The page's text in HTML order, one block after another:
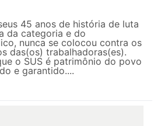
45 anos de história de luta
da categoria e do
nunca se colocou contra os
das(os) trabalhadoras(es).
o SUS é patrimônio do povo
e garantido....